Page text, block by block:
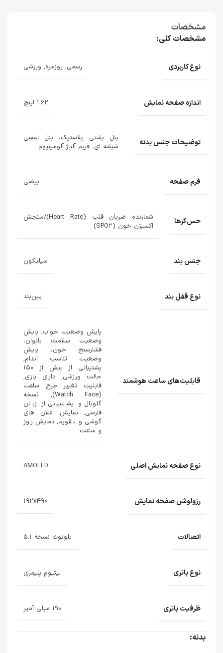
مشخصات
مشخصات کلی:
نوع کاربردی رسمی, روزمره, ورزشی
اندازه صفحه نمایش ۱.۶۲ اینچ
توضیحات جنس بدنه
پنل پشتی پلاستیک، پنل لمسی
شیشه‌ ای، فریم آلیاژ آلومینیوم
فرم صفحه بیضی
حس‌گرها
شمارنده ضربان قلب (Heart Rate)/سنجش
اکسیژن خون (SPO۲)
جنس بند سیلیکون
نوع قفل بند پین‌بند
قابلیت‌های ساعت هوشمند
پایش وضعیت خواب, پایش
وضعیت سلامت بانوان،
فشارسنج خون، پایش
وضعیت تناسب اندام,
پشتیبانی از بیش از ۱۵۰
حالت ورزشی, دارای بازی,
قابلیت تغییر طرح ساعت
(Watch Face), نسخه
گلوبال و پشتیبانی از زبان
فارسی, نمایش اعلان های
گوشی و تقویم, نمایش روز
و ساعت
نوع صفحه نمایش اصلی AMOLED
رزولوشن صفحه نمایش ۱۹۲x۴۹۰
اتصالات بلوتوث نسخه ۵.۱
نوع باتری لیتیوم پلیمری
ظرفیت باتری ۱۹۰ میلی آمپر
بدنه: